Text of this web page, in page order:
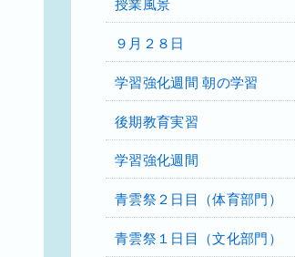
授業風景
９月２８日
学習強化週間 朝の学習
後期教育実習
学習強化週間
青雲祭２日目（体育部門）
青雲祭１日目（文化部門）